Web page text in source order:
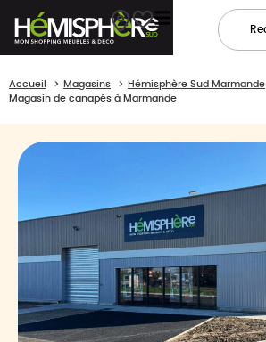
Accueil Magasins
Hémisphère Sud Marmande
Magasin de canapés à Marmande